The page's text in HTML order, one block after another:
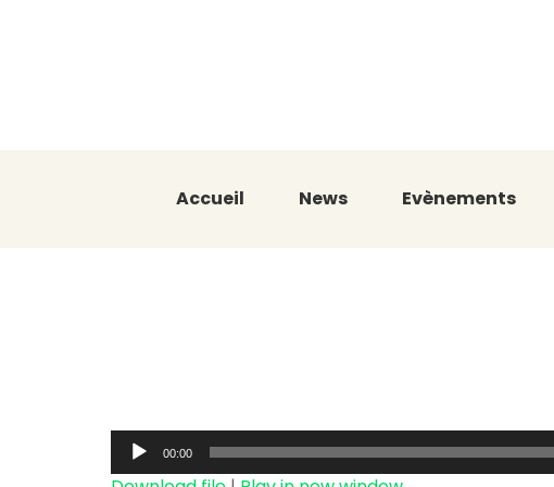
Accueil News Evènements
Audio
Player
00:00